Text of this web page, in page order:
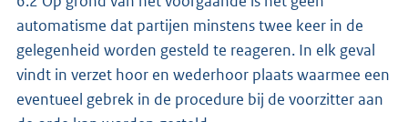
automatisme dat partijen minstens twee keer in de
gelegenheid worden gesteld te reageren. In elk geval
vindt in verzet hoor en wederhoor plaats waarmee een
eventueel gebrek in de procedure bij de voorzitter aan